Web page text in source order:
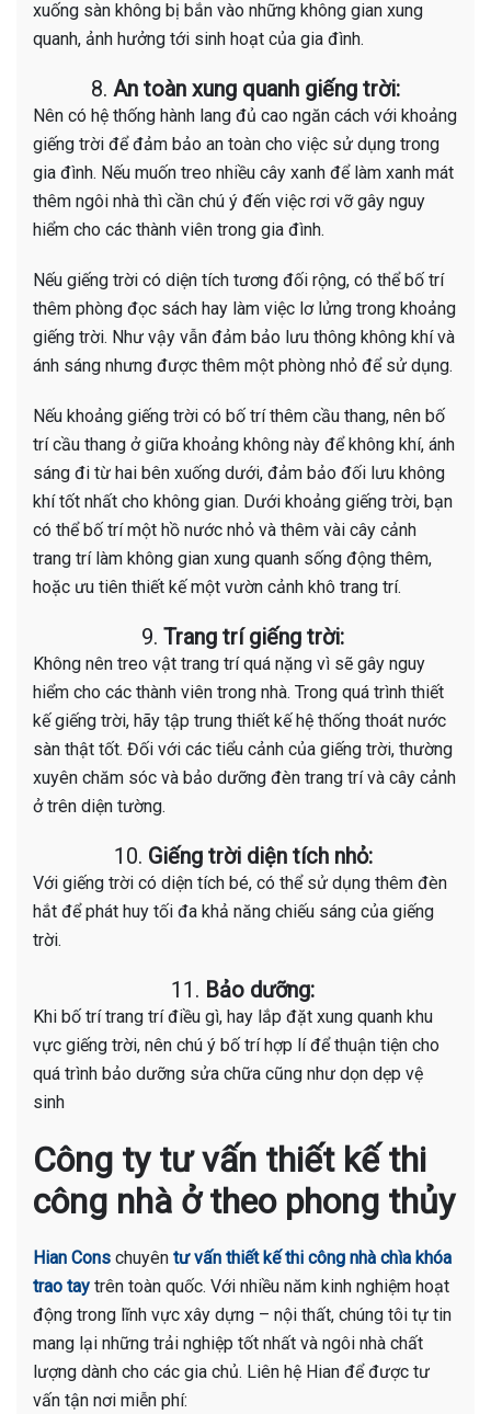
xuống sàn không bị bắn vào những không gian xung
quanh, ảnh hưởng tới sinh hoạt của gia đình.
8. An toàn xung quanh giếng trời:
Nên có hệ thống hành lang đủ cao ngăn cách với khoảng
giếng trời để đảm bảo an toàn cho việc sử dụng trong
gia đình. Nếu muốn treo nhiều cây xanh để làm xanh mát
thêm ngôi nhà thì cần chú ý đến việc rơi vỡ gây nguy
hiểm cho các thành viên trong gia đình.
Nếu giếng trời có diện tích tương đối rộng, có thể bố trí
thêm phòng đọc sách hay làm việc lơ lửng trong khoảng
giếng trời. Như vậy vẫn đảm bảo lưu thông không khí và
ánh sáng nhưng được thêm một phòng nhỏ để sử dụng.
Nếu khoảng giếng trời có bố trí thêm cầu thang, nên bố
trí cầu thang ở giữa khoảng không này để không khí, ánh
sáng đi từ hai bên xuống dưới, đảm bảo đối lưu không
khí tốt nhất cho không gian. Dưới khoảng giếng trời, bạn
có thể bố trí một hồ nước nhỏ và thêm vài cây cảnh
trang trí làm không gian xung quanh sống động thêm,
hoặc ưu tiên thiết kế một vườn cảnh khô trang trí.
9. Trang trí giếng trời:
Không nên treo vật trang trí quá nặng vì sẽ gây nguy
hiểm cho các thành viên trong nhà. Trong quá trình thiết
kế giếng trời, hãy tập trung thiết kế hệ thống thoát nước
sàn thật tốt. Đối với các tiểu cảnh của giếng trời, thường
xuyên chăm sóc và bảo dưỡng đèn trang trí và cây cảnh
ở trên diện tường.
10. Giếng trời diện tích nhỏ:
Với giếng trời có diện tích bé, có thể sử dụng thêm đèn
hắt để phát huy tối đa khả năng chiếu sáng của giếng
trời.
11. Bảo dưỡng:
Khi bố trí trang trí điều gì, hay lắp đặt xung quanh khu
vực giếng trời, nên chú ý bố trí hợp lí để thuận tiện cho
quá trình bảo dưỡng sửa chữa cũng như dọn dẹp vệ
sinh
Công ty tư vấn thiết kế thi
công nhà ở theo phong thủy
Hian Cons chuyên tư vấn thiết kế thi công nhà chìa khóa
trao tay trên toàn quốc. Với nhiều năm kinh nghiệm hoạt
động trong lĩnh vực xây dựng – nội thất, chúng tôi tự tin
mang lại những trải nghiệp tốt nhất và ngôi nhà chất
lượng dành cho các gia chủ. Liên hệ Hian để được tư
vấn tận nơi miễn phí: